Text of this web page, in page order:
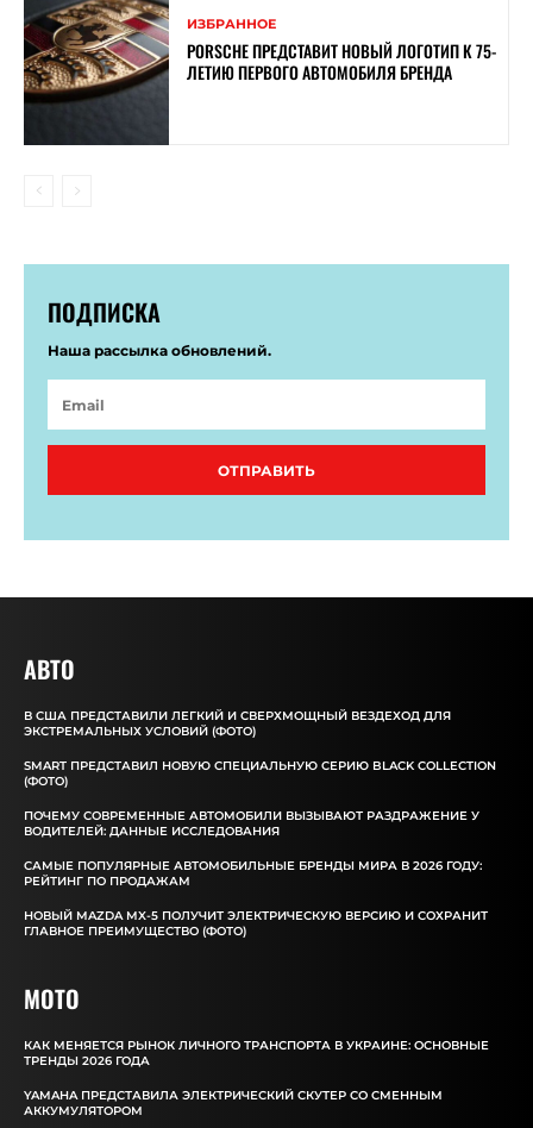
ИЗБРАННОЕ
PORSCHE ПРЕДСТАВИТ НОВЫЙ ЛОГОТИП К 75-
ЛЕТИЮ ПЕРВОГО АВТОМОБИЛЯ БРЕНДА
ПОДПИСКА
Наша рассылка обновлений.
ОТПРАВИТЬ
АВТО
В США ПРЕДСТАВИЛИ ЛЕГКИЙ И СВЕРХМОЩНЫЙ ВЕЗДЕХОД ДЛЯ
ЭКСТРЕМАЛЬНЫХ УСЛОВИЙ (ФОТО)
SMART ПРЕДСТАВИЛ НОВУЮ СПЕЦИАЛЬНУЮ СЕРИЮ BLACK COLLECTION
(ФОТО)
ПОЧЕМУ СОВРЕМЕННЫЕ АВТОМОБИЛИ ВЫЗЫВАЮТ РАЗДРАЖЕНИЕ У
ВОДИТЕЛЕЙ: ДАННЫЕ ИССЛЕДОВАНИЯ
САМЫЕ ПОПУЛЯРНЫЕ АВТОМОБИЛЬНЫЕ БРЕНДЫ МИРА В 2026 ГОДУ:
РЕЙТИНГ ПО ПРОДАЖАМ
НОВЫЙ MAZDA MX-5 ПОЛУЧИТ ЭЛЕКТРИЧЕСКУЮ ВЕРСИЮ И СОХРАНИТ
ГЛАВНОЕ ПРЕИМУЩЕСТВО (ФОТО)
MOTO
КАК МЕНЯЕТСЯ РЫНОК ЛИЧНОГО ТРАНСПОРТА В УКРАИНЕ: ОСНОВНЫЕ
ТРЕНДЫ 2026 ГОДА
YAMAHA ПРЕДСТАВИЛА ЭЛЕКТРИЧЕСКИЙ СКУТЕР СО СМЕННЫМ
АККУМУЛЯТОРОМ